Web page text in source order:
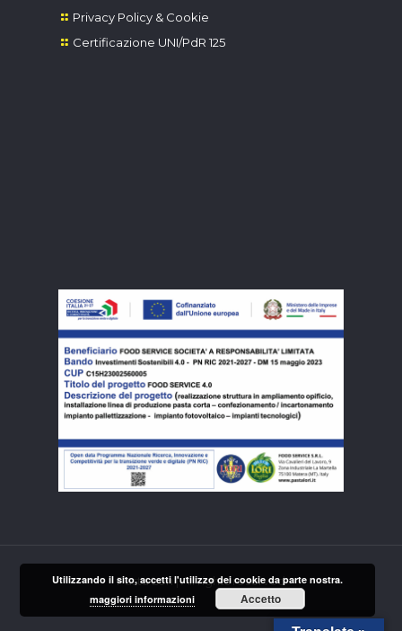
Privacy Policy & Cookie
Certificazione UNI/PdR 125
Pasta Lori | All rights reserved
Utilizzando il sito, accetti l'utilizzo dei cookie da parte nostra.
maggiori informazioni
Accetto